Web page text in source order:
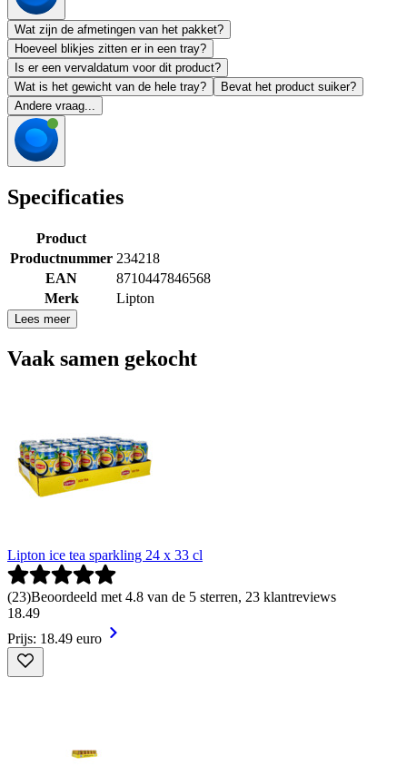
Wat zijn de afmetingen van het pakket?
Hoeveel blikjes zitten er in een tray?
Is er een vervaldatum voor dit product?
Wat is het gewicht van de hele tray?
Bevat het product suiker?
Andere vraag...
Specificaties
Product
Productnummer 234218
EAN
8710447846568
Merk
Lipton
Lees meer
Vaak samen gekocht
Lipton ice tea sparkling 24 x 33 cl
(23)Beoordeeld met 4.8 van de 5 sterren, 23 klantreviews
18.49
Prijs: 18.49 euro